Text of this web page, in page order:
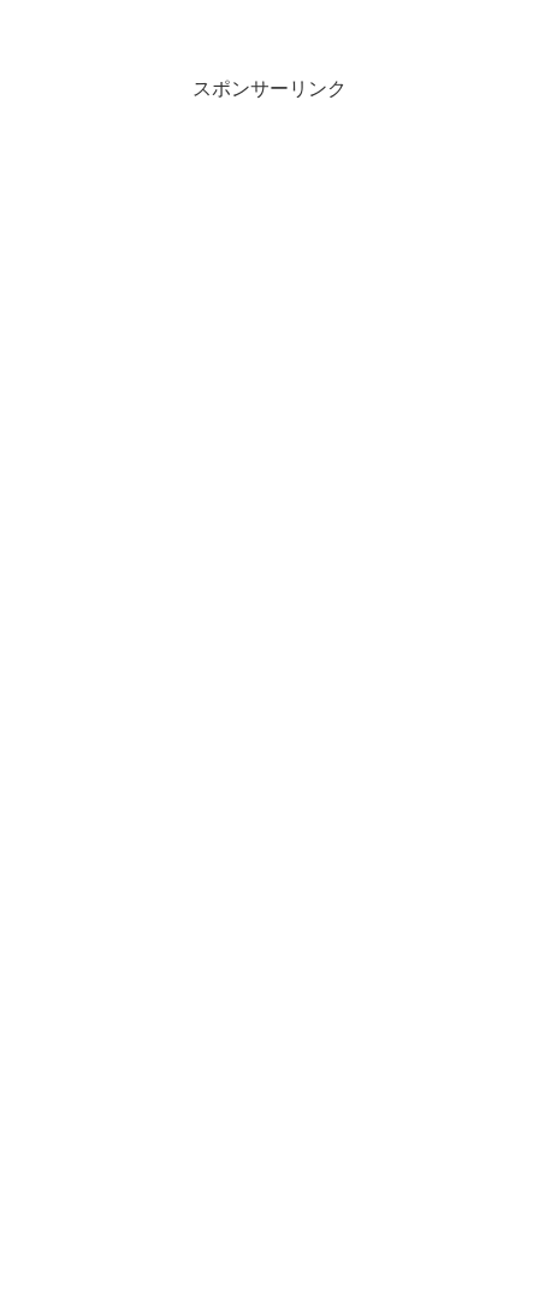
スポンサーリンク